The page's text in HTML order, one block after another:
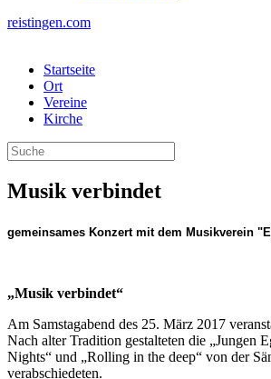
reistingen.com
Startseite
Ort
Vereine
Kirche
Musik verbindet
gemeinsames
„Musik verbindet“
Am Samstagabend des 25. März 2017
Nach alter Tradition gestalteten die „Jungen
Nights“ und „Rolling in the deep“ von der
verabschiedeten.